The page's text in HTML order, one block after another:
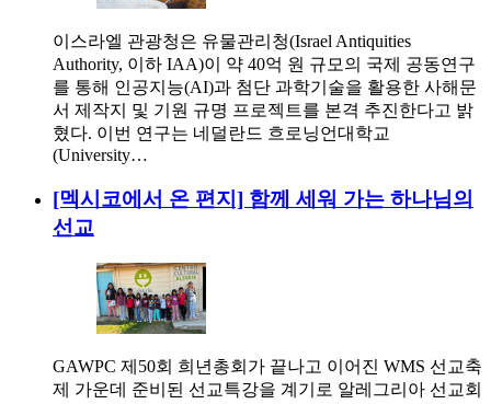
이스라엘 관광청은 유물관리청(Israel Antiquities
Authority, 이하 IAA)이 약 40억 원 규모의 국제 공동연구
를 통해 인공지능(AI)과 첨단 과학기술을 활용한 사해문
서 제작지 및 기원 규명 프로젝트를 본격 추진한다고 밝
혔다. 이번 연구는 네덜란드 흐로닝언대학교
(University…
[멕시코에서 온 편지] 함께 세워 가는 하나님의
선교
GAWPC 제50회 희년총회가 끝나고 이어진 WMS 선교축
제 가운데 준비된 선교특강을 계기로 알레그리아 선교회